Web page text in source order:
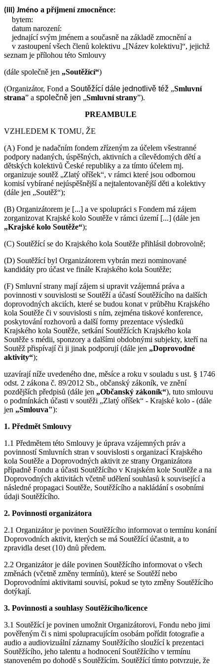
(iii) Jméno a příjmení zmocněnce:
bytem:
datum narození:
jednající svým jménem a současně na základě zmocnění a
v zastoupení všech členů kolektivu „[Název kolektivu]“, jejichž
seznam je přílohou této Smlouvy
(dále společně jen „Soutěžící“)
(Organizátor, Fond a Soutěžící dále jednotlivě též „Smluvní
strana” a společně jen „Smluvní strany”).
PREAMBULE
VZHLEDEM K TOMU, ŽE
(A) Fond je nadačním fondem zřízeným za účelem všestranné
podpory nadaných, úspěšných, aktivních a cílevědomých dětí a
dětských kolektivů České republiky a za tímto účelem mj.
organizuje soutěž „Zlatý oříšek“, v rámci které jsou odbornou
komisí vybírané nejúspěšnější a nejtalentovanější děti a kolektivy
(dále jen „Soutěž“);
(B) Organizátorem je [...] a ve spolupráci s Fondem má zájem
zorganizovat Krajské kolo Soutěže v rámci území [...] (dále jen
„Krajské kolo Soutěže“);
(C) Soutěžící se do Krajského kola Soutěže přihlásil dobrovolně;
(D) Soutěžící byl Organizátorem vybrán mezi nominované
kandidáty pro účast ve finále Krajského kola Soutěže;
(F) Smluvní strany mají zájem si upravit vzájemná práva a
povinnosti v souvislosti se Soutěží a účastí Soutěžícího na dalších
doprovodných akciích, které se budou konat v průběhu Krajského
kola Soutěže či v souvislosti s ním, zejména tiskové konference,
poskytování rozhovorů a další formy prezentace výsledků
Krajského kola Soutěže, setkání Soutěžících Krajského kola
Soutěže s médii, sponzory a dalšími obdobnými subjekty, kteří na
Soutěž přispívají či ji jinak podporují (dále jen „Doprovodné
aktivity“);
uzavírají níže uvedeného dne, měsíce a roku v souladu s ust. § 1746
odst. 2 zákona č. 89/2012 Sb., občanský zákoník, ve znění
pozdějších předpisů (dále jen „Občanský zákoník“), tuto smlouvu
o podmínkách účasti v soutěži „Zlatý oříšek“ - Krajské kolo - (dále
jen „Smlouva"):
1. Předmět Smlouvy
1.1 Předmětem této Smlouvy je úprava vzájemných práv a
povinností Smluvních stran v souvislosti s organizací Krajského
kola Soutěže a Doprovodných aktivit ze strany Organizátora
případně Fondu a účasti Soutěžícího v Krajském kole Soutěže a na
Doprovodných aktivitách včetně udělení souhlasů k související a
následné propagaci Soutěže, Soutěžícího a nakládání s osobními
údaji Soutěžícího.
2. Povinnosti organizátora
2.1 Organizátor je povinen Soutěžícího informovat o termínu konání
Doprovodních aktivit, kterých se má Soutěžící účastnit, a to
zpravidla deset (10) dnů předem.
2.2 Organizátor je dále povinen Soutěžícího informovat o všech
změnách (včetně změny termínů), které se Soutěží nebo
Doprovodními aktivitami souvisí, pokud se tyto změny Soutěžícího
dotýkají.
3. Povinnosti a souhlasy Soutěžícího/licence
3.1 Soutěžící je povinen umožnit Organizátorovi, Fondu nebo jimi
pověřeným či s nimi spolupracujícím osobám pořídit fotografie a
audio a audiovizuální záznamy Soutěžícího sloužící k prezentaci
Soutěžícího, jeho talentu a hodnocení Soutěžícího v termínu
stanoveném po dohodě s Soutěžícím. Soutěžící tímto potvrzuje, že